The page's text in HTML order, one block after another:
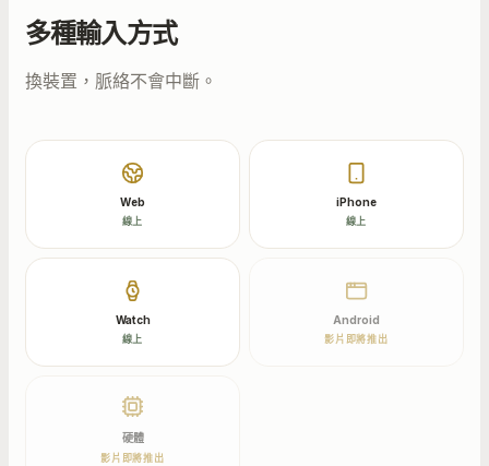
多種輸入方式
換裝置，脈絡不會中斷。
Web
線上
iPhone
線上
Watch
線上
Android
影片即將推出
硬體
影片即將推出